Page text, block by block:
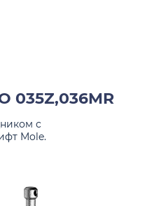
035Z,036MR
с
Mole.